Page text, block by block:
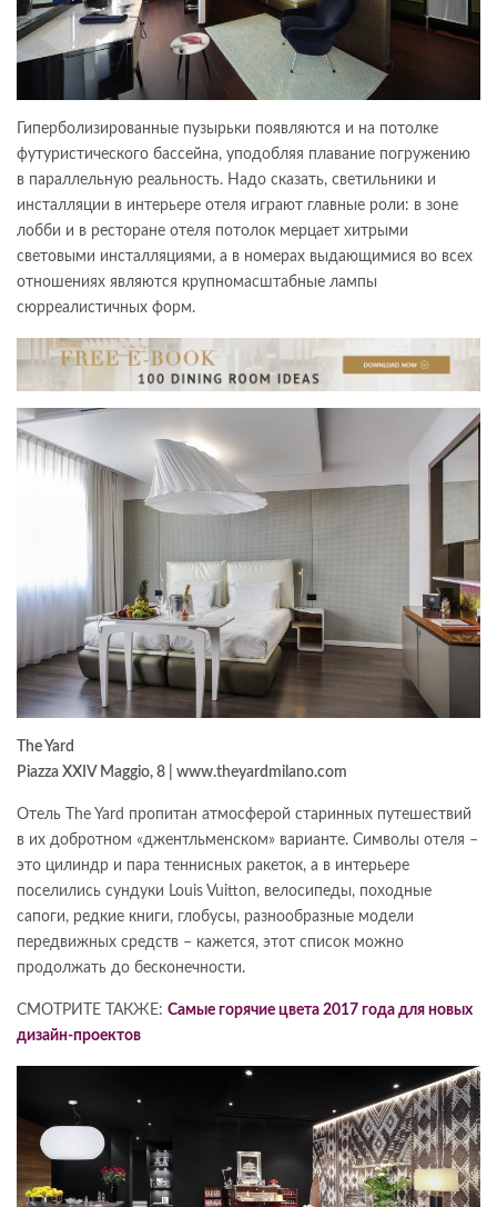
Гиперболизированные пузырьки появляются и на потолке
футуристического бассейна, уподобляя плавание погружению
в параллельную реальность. Надо сказать, светильники и
инсталляции в интерьере отеля играют главные роли: в зоне
лобби и в ресторане отеля потолок мерцает хитрыми
световыми инсталляциями, а в номерах выдающимися во всех
отношениях являются крупномасштабные лампы
сюрреалистичных форм.
The Yard
Piazza XXIV Maggio, 8 | www.theyardmilano.com
Отель The Yard пропитан атмосферой старинных путешествий
в их добротном «джентльменском» варианте. Символы отеля –
это цилиндр и пара теннисных ракеток, а в интерьере
поселились сундуки Louis Vuitton, велосипеды, походные
сапоги, редкие книги, глобусы, разнообразные модели
передвижных средств – кажется, этот список можно
продолжать до бесконечности.
СМОТРИТЕ ТАКЖЕ: Самые горячие цвета 2017 года для новых
дизайн-проектов